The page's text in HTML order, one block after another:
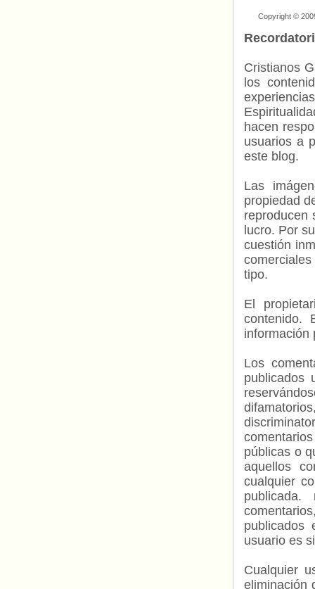
Copyright ©
Cristianos
los
hacen
usuarios a
este blog.
Las
propiedad
reproducen
lucro. Por
cuestión
tipo.
El
contenido.
información
Los
publicados
públicas o
aquellos
cualquier
usuario es
Cualquier
eliminación